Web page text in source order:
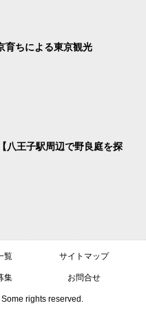
育ちによる東京観光
八王子駅周辺で野良庭を探
覧 サイトマップ
集 お問合せ
rights reserved.